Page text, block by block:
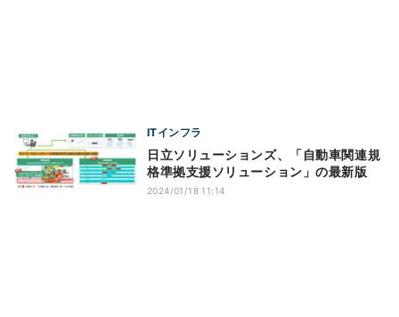
ITインフラ
日立ソリューションズ、「自動車関連規
格準拠支援ソリューション」の最新版
2024/01/18 11:14